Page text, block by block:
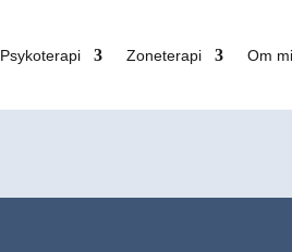
Psykoterapi Zoneterapi Om